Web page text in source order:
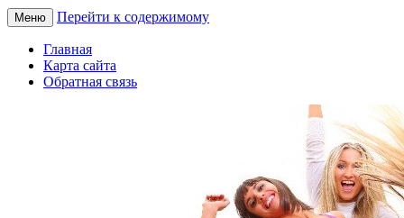
Меню Перейти к содержимому
Главная
Карта сайта
Обратная связь